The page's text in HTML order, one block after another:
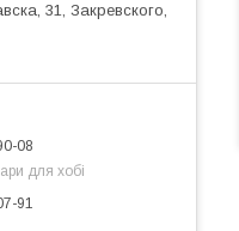
31, Закревского,
08
для хобі
91